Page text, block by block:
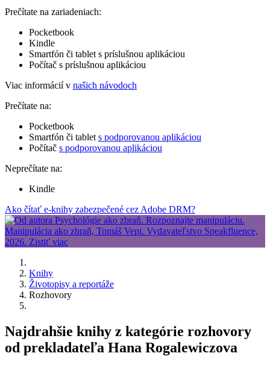
Prečítate na zariadeniach:
Pocketbook
Kindle
Smartfón či tablet s príslušnou aplikáciou
Počítač s príslušnou aplikáciou
Viac informácií v našich návodoch
Prečítate na:
Pocketbook
Smartfón či tablet s podporovanou aplikáciou
Počítač s podporovanou aplikáciou
Neprečítate na:
Kindle
Ako čítať e-knihy zabezpečené cez Adobe DRM?
Knihy
Životopisy a reportáže
Rozhovory
Najdrahšie knihy z kategórie rozhovory
od prekladateľa Hana Rogalewiczova